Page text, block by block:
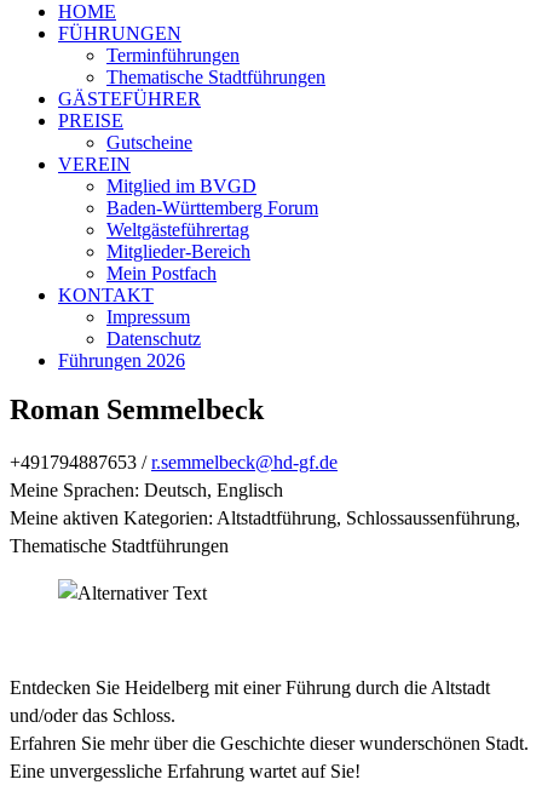
HOME
FÜHRUNGEN
Terminführungen
Thematische Stadtführungen
GÄSTEFÜHRER
PREISE
Gutscheine
VEREIN
Mitglied im BVGD
Baden-Württemberg Forum
Weltgästeführertag
Mitglieder-Bereich
Mein Postfach
KONTAKT
Impressum
Datenschutz
Führungen 2026
Roman Semmelbeck
+491794887653 /r.semmelbeck@hd-gf.de
Meine Sprachen: Deutsch, Englisch
Meine aktiven Kategorien: Altstadtführung, Schlossaussenführung,
Thematische Stadtführungen
Entdecken Sie Heidelberg mit einer Führung durch die Altstadt
und/oder das Schloss.
Erfahren Sie mehr über die Geschichte dieser wunderschönen Stadt.
Eine unvergessliche Erfahrung wartet auf Sie!